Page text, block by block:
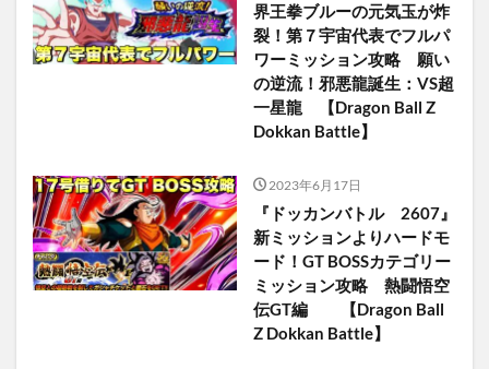
界王拳ブルーの元気玉が炸
裂！第７宇宙代表でフルパ
ワーミッション攻略 願い
の逆流！邪悪龍誕生：VS超
一星龍 【Dragon Ball Z
Dokkan Battle】
2023年6月17日
『ドッカンバトル 2607』
新ミッションよりハードモ
ード！GT BOSSカテゴリー
ミッション攻略 熱闘悟空
伝GT編 【Dragon Ball
Z Dokkan Battle】